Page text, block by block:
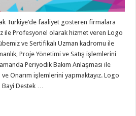
Türkiye‘de faaliyet gösteren firmalara
ile Profesyonel olarak hizmet veren Logo
ve Sertifikalı Uzman kadromu ile
Proje Yönetimi ve Satış işlemlerini
Periyodik Bakım Anlaşması ile
Onarım işlemlerini yapmaktayız. Logo
Bayi Destek …